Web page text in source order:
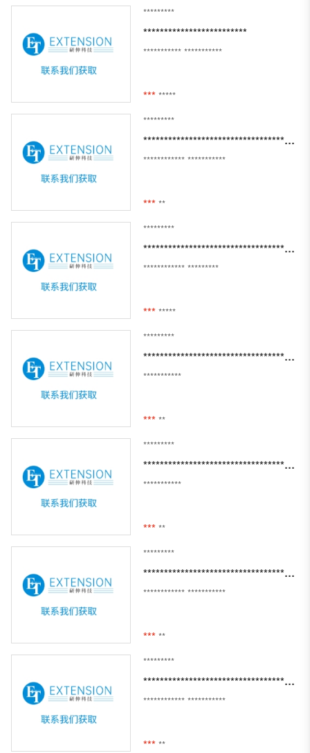
*********
*************************
*********** ***********
*** *****
*********
***********************************************
************ ***********
*** **
*********
*************************************************************************************
************ *********
*** *****
*********
**************************************************
***********
*** **
*********
**************************************************
***********
*** **
*********
****************************************************************************************************************************************
************ ***********
*** **
*********
***********************************************
************ ***********
*** **